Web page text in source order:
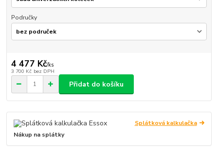
Područky
4 477 Kč/ks
3 700 Kč bez DPH
Přidat do košíku
Splátková kalkulačka
Nákup na splátky